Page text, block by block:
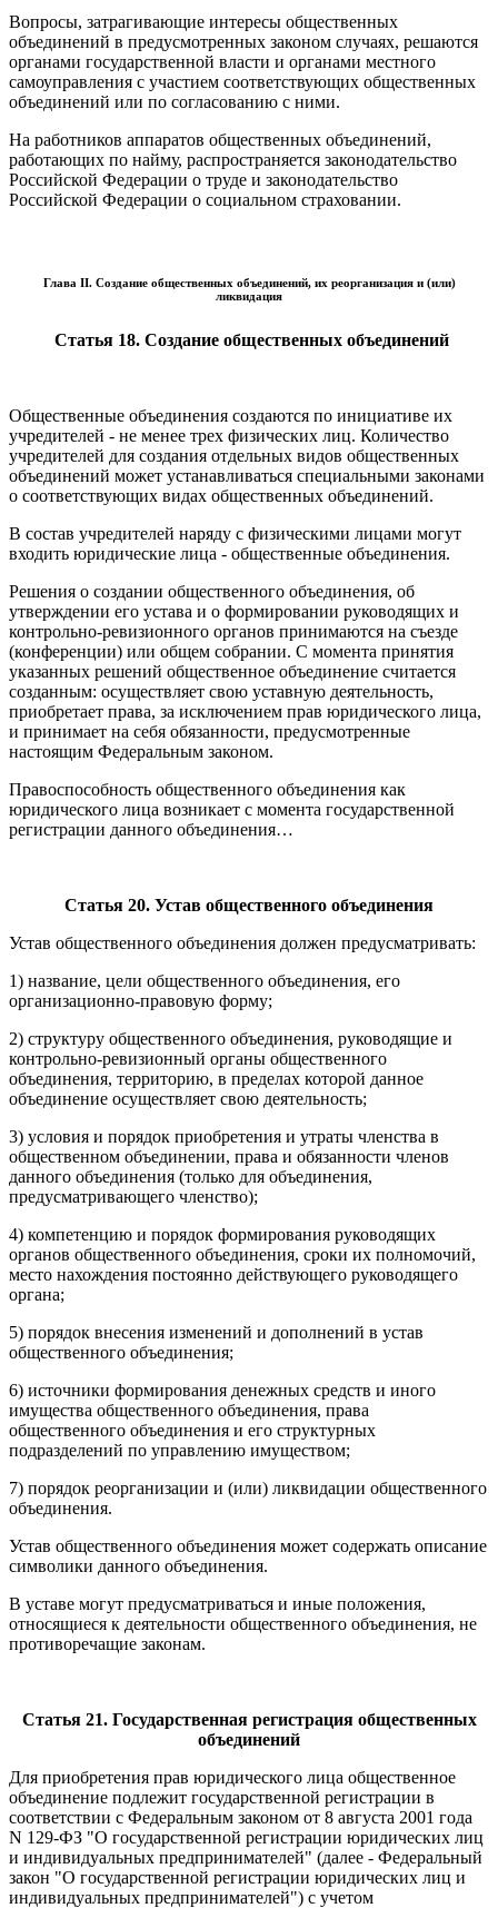
Вопросы, затрагивающие интересы общественных
объединений в предусмотренных законом случаях, решаются
органами государственной власти и органами местного
самоуправления с участием соответствующих общественных
объединений или по согласованию с ними.
На работников аппаратов общественных объединений,
работающих по найму, распространяется законодательство
Российской Федерации о труде и законодательство
Российской Федерации о социальном страховании.
Глава II. Создание общественных объединений, их реорганизация и (или)
ликвидация
Статья 18. Создание общественных объединений
Общественные объединения создаются по инициативе их
учредителей - не менее трех физических лиц. Количество
учредителей для создания отдельных видов общественных
объединений может устанавливаться специальными законами
о соответствующих видах общественных объединений.
В состав учредителей наряду с физическими лицами могут
входить юридические лица - общественные объединения.
Решения о создании общественного объединения, об
утверждении его устава и о формировании руководящих и
контрольно-ревизионного органов принимаются на съезде
(конференции) или общем собрании. С момента принятия
указанных решений общественное объединение считается
созданным: осуществляет свою уставную деятельность,
приобретает права, за исключением прав юридического лица,
и принимает на себя обязанности, предусмотренные
настоящим Федеральным законом.
Правоспособность общественного объединения как
юридического лица возникает с момента государственной
регистрации данного объединения…
Статья 20. Устав общественного объединения
Устав общественного объединения должен предусматривать:
1) название, цели общественного объединения, его
организационно-правовую форму;
2) структуру общественного объединения, руководящие и
контрольно-ревизионный органы общественного
объединения, территорию, в пределах которой данное
объединение осуществляет свою деятельность;
3) условия и порядок приобретения и утраты членства в
общественном объединении, права и обязанности членов
данного объединения (только для объединения,
предусматривающего членство);
4) компетенцию и порядок формирования руководящих
органов общественного объединения, сроки их полномочий,
место нахождения постоянно действующего руководящего
органа;
5) порядок внесения изменений и дополнений в устав
общественного объединения;
6) источники формирования денежных средств и иного
имущества общественного объединения, права
общественного объединения и его структурных
подразделений по управлению имуществом;
7) порядок реорганизации и (или) ликвидации общественного
объединения.
Устав общественного объединения может содержать описание
символики данного объединения.
В уставе могут предусматриваться и иные положения,
относящиеся к деятельности общественного объединения, не
противоречащие законам.
Статья 21. Государственная регистрация общественных
объединений
Для приобретения прав юридического лица общественное
объединение подлежит государственной регистрации в
соответствии с Федеральным законом от 8 августа 2001 года
N 129-ФЗ "О государственной регистрации юридических лиц
и индивидуальных предпринимателей" (далее - Федеральный
закон "О государственной регистрации юридических лиц и
индивидуальных предпринимателей") с учетом